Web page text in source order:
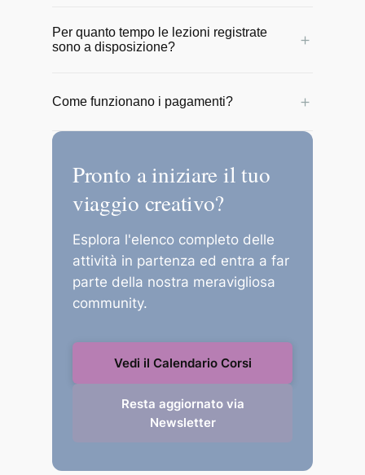
momento per non perdere il ritmo del
corso.
sito e possono essere seguite da
qualunque dispositivo con una
Per quanto tempo le lezioni registrate
sono a disposizione?
＋
dalla data di inizio del corso.
Come funzionano i pagamenti? ＋
Puoi pagare in totale sicurezza tramite
Bancario.
Pronto a iniziare il tuo
viaggio creativo?
Esplora l'elenco completo delle
attività in partenza ed entra a far
parte della nostra meravigliosa
community.
Vedi il Calendario Corsi
Resta aggiornato via
Newsletter